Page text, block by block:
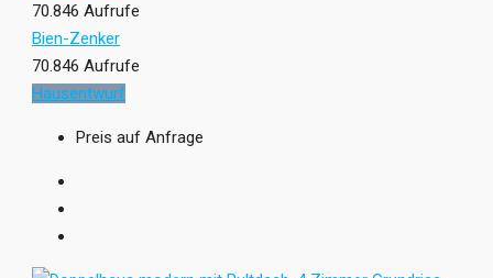
70.846 Aufrufe
Bien-Zenker
70.846 Aufrufe
Hausentwurf
Preis auf Anfrage